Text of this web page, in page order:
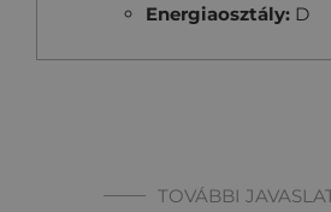
Energiaosztály: D
TOVÁBBI